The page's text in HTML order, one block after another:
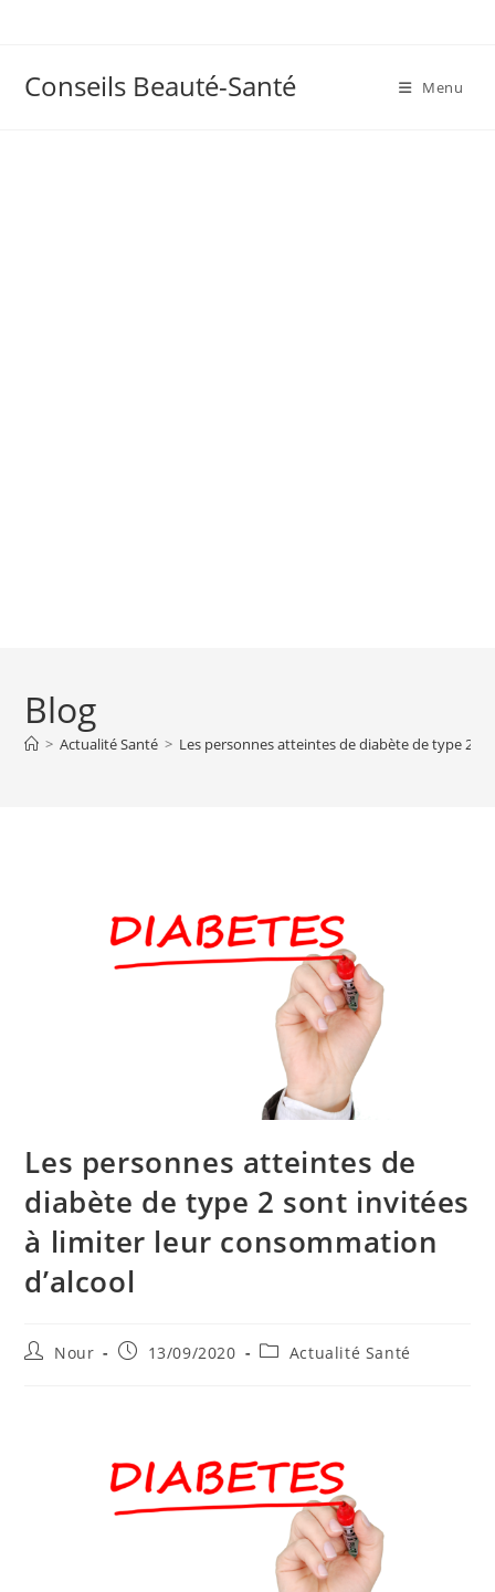
Conseils Beauté-Santé Menu
Blog
> Actualité Santé > Les personnes atteintes de diabète de type 2
Les personnes atteintes de
diabète de type 2 sont invitées
à limiter leur consommation
d’alcool
Auteur/autrice
Nour
Publication
13/09/2020
PostActualité Santé